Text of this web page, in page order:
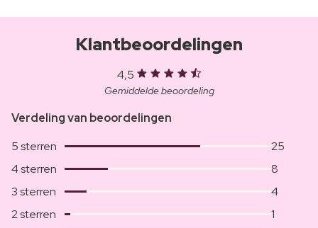
Klantbeoordelingen
4,5
Gemiddelde beoordeling
Verdeling van beoordelingen
5 sterren
25
4 sterren
8
3 sterren
4
2 sterren
1